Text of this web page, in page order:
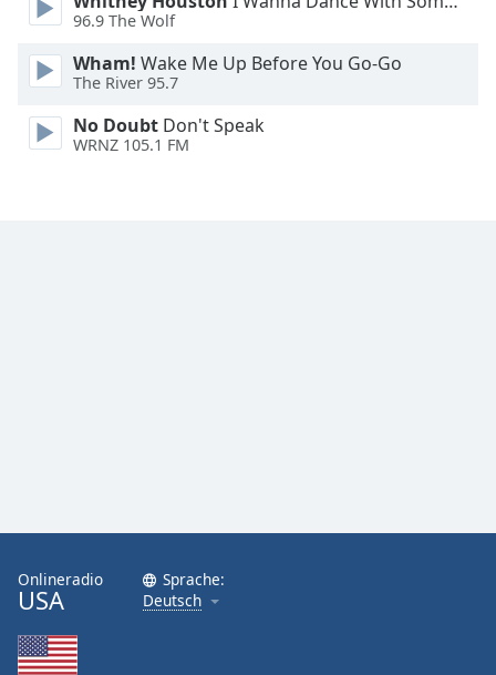
Dialog
End
96.9 The Wolf
Wham! Wake Me Up Before You Go-Go
The River 95.7
No Doubt Don't Speak
WRNZ 105.1 FM
Onlineradio
USA
Sprache:
Deutsch